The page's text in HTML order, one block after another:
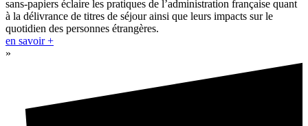
sans-papiers éclaire les pratiques de l’administration française quant
à la délivrance de titres de séjour ainsi que leurs impacts sur le
quotidien des personnes étrangères.
en savoir +
»